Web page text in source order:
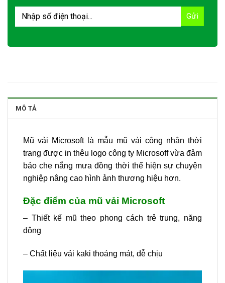
MÔ TẢ
Mũ vải Microsoft là mẫu mũ vải công nhân thời
trang được in thêu logo công ty Microsoff vừa đảm
bảo che nắng mưa đồng thời thể hiện sự chuyện
nghiệp nâng cao hình ảnh thương hiệu hơn.
Đặc điểm của mũ vải Microsoft
– Thiết kế mũ theo phong cách trẻ trung, năng
động
– Chất liệu vải kaki thoáng mát, dễ chịu